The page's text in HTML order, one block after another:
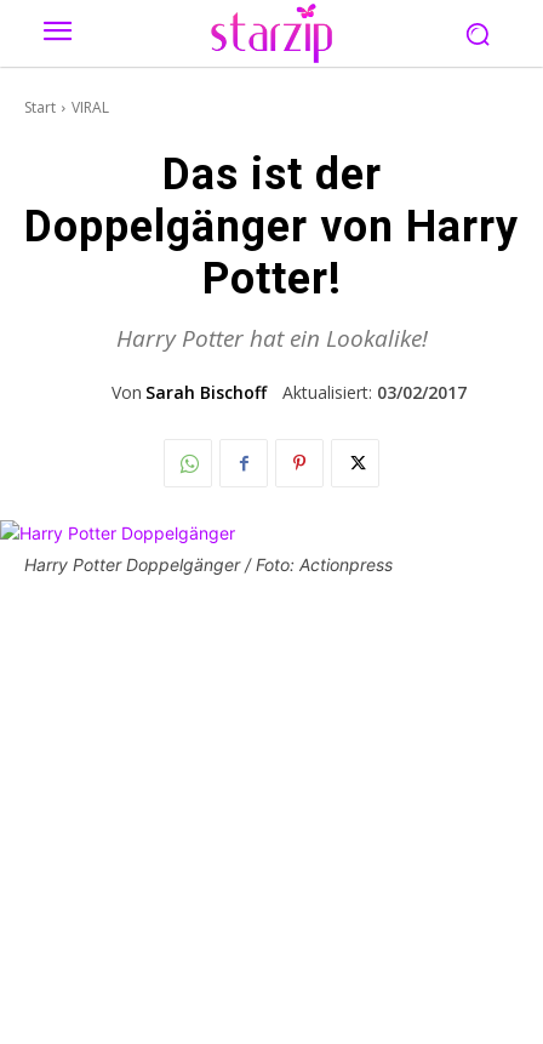
Start VIRAL
Das ist der
Doppelgänger von Harry
Potter!
Harry Potter hat ein Lookalike!
Von Sarah Bischoff Aktualisiert: 03/02/2017
Harry Potter Doppelgänger / Foto: Actionpress